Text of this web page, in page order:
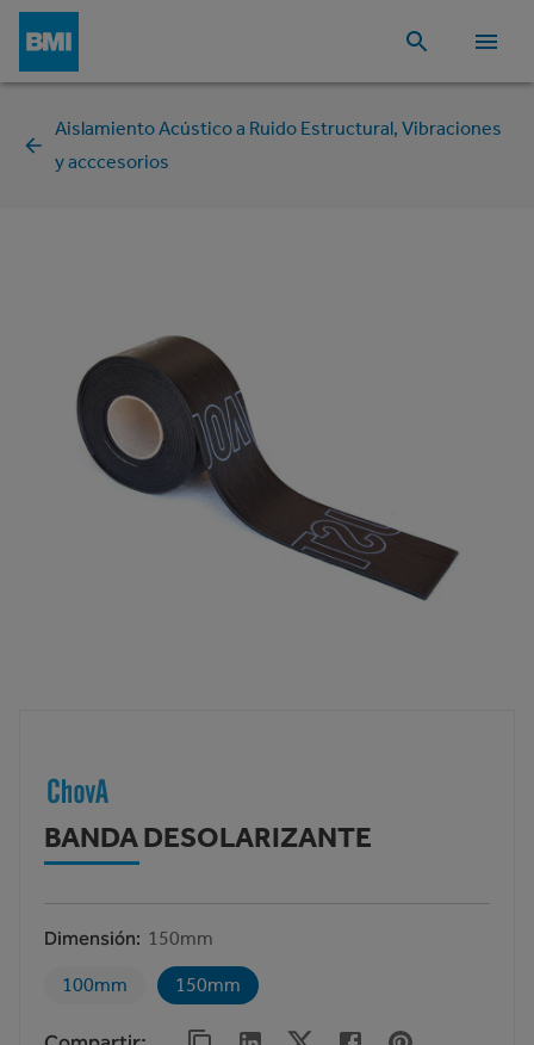
Aislamiento Acústico a Ruido Estructural, Vibraciones
y acccesorios
BANDA DESOLARIZANTE
Dimensión 150mm
100mm 150mm